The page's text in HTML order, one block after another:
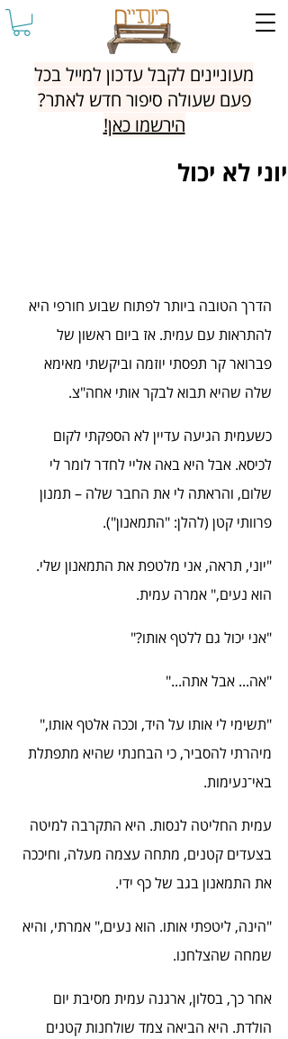
מעוניינים לקבל עדכון למייל בכל
פעם שעולה סיפור חדש לאתר?
הירשמו כאן!
יוני לא יכול
הדרך הטובה ביותר לפתוח שבוע חורפי היא
להתראות עם עמית. אז ביום ראשון של
פברואר קר תפסתי יוזמה וביקשתי מאימא
שלה שהיא תבוא לבקר אותי אחה"צ.
כשעמית הגיעה עדיין לא הספקתי לקום
לכיסא. אבל היא באה אליי לחדר לומר לי
שלום, והראתה לי את החבר שלה – תמנון
פרוותי קטן (להלן: "התמאנון").
"יוני, תראה, אני מלטפת את התמאנון שלי.
הוא נעים," אמרה עמית.
"אני יכול גם ללטף אותו?"
"אה... אבל אתה..."
"תשימי לי אותו על היד, וככה אלטף אותו,"
מיהרתי להסביר, כי הבחנתי שהיא מתפתלת
באי־נעימות.
עמית החליטה לנסות. היא התקרבה למיטה
בצעדים קטנים, מתחה עצמה מעלה, וחיככה
את התמאנון בגב של כף ידי.
"הינה, ליטפתי אותו. הוא נעים," אמרתי, והיא
שמחה שהצלחנו.
אחר כך, בסלון, ארגנה עמית מסיבת יום
הולדת. היא הביאה צמד שולחנות קטנים